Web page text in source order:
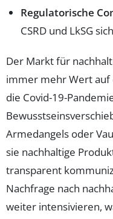
Regulatorische
CSRD und LkSG
Der Markt für
immer mehr Wert auf
die Covid-19-
Armedangels oder
sie nachhaltige
transparent
Nachfrage nach
weiter intensivieren,